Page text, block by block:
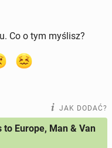
Co o tym myślisz?
JAK DODAĆ?
to Europe, Man & Van